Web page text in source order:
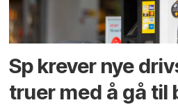
Sp krever nye
truer med å gå til